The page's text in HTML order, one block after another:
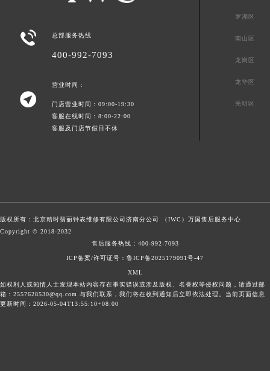
 总部服务热线
400-992-7093

营业时间：
门店营业时间：09:00-19:30
客服在线时间：8:00-22:00
客服及门店节假日不休
罗湖区
南山区
龙岗区
龙华区
光明区
版权所有：北京精时翡丽钟表维修有限公司济南分公司 （IWC） 万国售后服务中心
Copyright © 2018-2032
售后服务热线： 400-992-7093
ICP备案/许可证号：鲁ICP备2025179091号-47
XML
如权利人或知情人士发现本站内容存在事实错误或涉及版权、名誉权等侵权问题，请通过邮
箱：2557628530@qq.com 与我们联系，我们将在收到通知后立即依法处理。当前页面信息
更新时间：2026-05-04T13:55:10+08:00